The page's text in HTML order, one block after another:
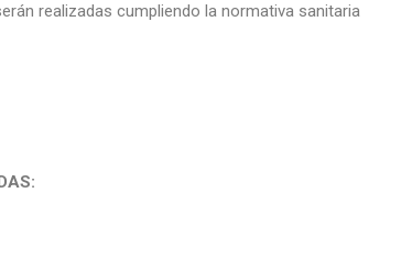
realizadas cumpliendo la normativa sanitaria